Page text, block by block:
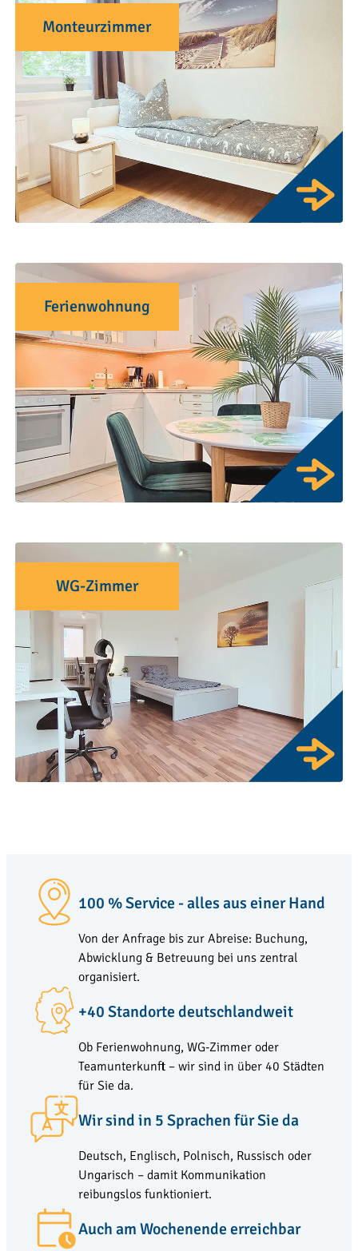
Monteurzimmer
Ferienwohnung
WG-Zimmer
100 % Service - alles aus einer Hand
Von der Anfrage bis zur Abreise: Buchung,
Abwicklung & Betreuung bei uns zentral
organisiert.
+40 Standorte deutschlandweit
Ob Ferienwohnung, WG-Zimmer oder
Teamunterkunft – wir sind in über 40 Städten
für Sie da.
Wir sind in 5 Sprachen für Sie da
Deutsch, Englisch, Polnisch, Russisch oder
Ungarisch – damit Kommunikation
reibungslos funktioniert.
Auch am Wochenende erreichbar